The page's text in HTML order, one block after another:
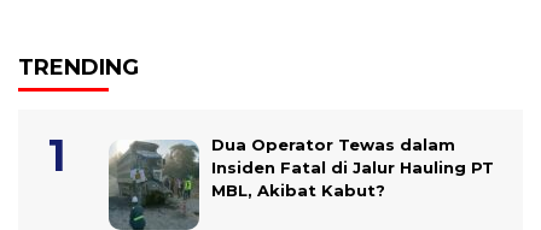
TRENDING
Dua Operator Tewas dalam
Insiden Fatal di Jalur Hauling PT
MBL, Akibat Kabut?